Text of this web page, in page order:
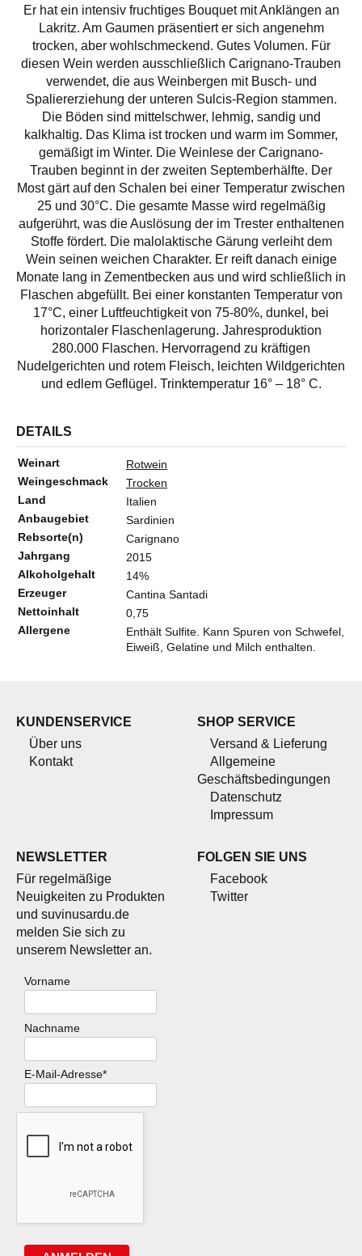
Menge
Er hat ein intensiv fruchtiges Bouquet mit Anklängen an
Lakritz. Am Gaumen präsentiert er sich angenehm
trocken, aber wohlschmeckend. Gutes Volumen. Für
diesen Wein werden ausschließlich Carignano-Trauben
verwendet, die aus Weinbergen mit Busch- und
Spaliererziehung der unteren Sulcis-Region stammen.
Die Böden sind mittelschwer, lehmig, sandig und
kalkhaltig. Das Klima ist trocken und warm im Sommer,
gemäßigt im Winter. Die Weinlese der Carignano-
Trauben beginnt in der zweiten Septemberhälfte. Der
Most gärt auf den Schalen bei einer Temperatur zwischen
25 und 30°C. Die gesamte Masse wird regelmäßig
aufgerührt, was die Auslösung der im Trester enthaltenen
Stoffe fördert. Die malolaktische Gärung verleiht dem
Wein seinen weichen Charakter. Er reift danach einige
Monate lang in Zementbecken aus und wird schließlich in
Flaschen abgefüllt. Bei einer konstanten Temperatur von
17°C, einer Luftfeuchtigkeit von 75-80%, dunkel, bei
horizontaler Flaschenlagerung. Jahresproduktion
280.000 Flaschen. Hervorragend zu kräftigen
Nudelgerichten und rotem Fleisch, leichten Wildgerichten
und edlem Geflügel. Trinktemperatur 16° – 18° C.
DETAILS
Weinart
Rotwein
Weingeschmack
Trocken
Land
Italien
Anbaugebiet
Sardinien
Rebsorte(n)
Carignano
Jahrgang
2015
Alkoholgehalt
14%
Erzeuger
Cantina Santadi
Nettoinhalt
0,75
Allergene
Enthält Sulfite. Kann Spuren von Schwefel,
Eiweiß, Gelatine und Milch enthalten.
KUNDENSERVICE
Über uns
Kontakt
SHOP SERVICE
Versand & Lieferung
Allgemeine
Geschäftsbedingungen
Datenschutz
Impressum
NEWSLETTER
Für regelmäßige
Neuigkeiten zu Produkten
und suvinusardu.de
melden Sie sich zu
unserem Newsletter an.
Vorname
Nachname
E-Mail-Adresse*
FOLGEN SIE UNS
Facebook
Twitter